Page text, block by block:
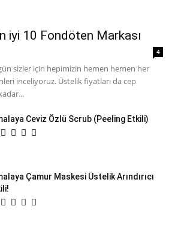
iyi 10 Fondöten Markası
4
sizler için hepimizin hemen hemen her
inceliyoruz. Üstelik fiyatları da cep
Ceviz Özlü Scrub (Peeling Etkili)
Çamur Maskesi Üstelik Arındırıcı